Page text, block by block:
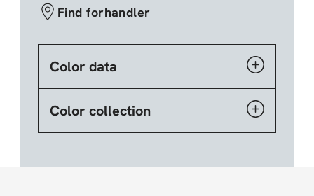
Find forhandler
Color data
Color collection